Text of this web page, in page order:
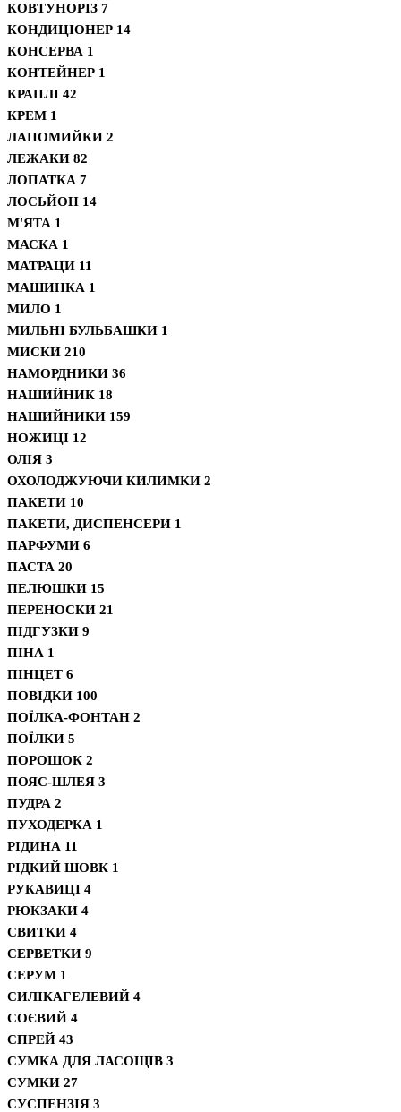
КОВТУНОРІЗ 7
КОНДИЦІОНЕР 14
КОНСЕРВА 1
КОНТЕЙНЕР 1
КРАПЛІ 42
КРЕМ 1
ЛАПОМИЙКИ 2
ЛЕЖАКИ 82
ЛОПАТКА 7
ЛОСЬЙОН 14
М'ЯТА 1
МАСКА 1
МАТРАЦИ 11
МАШИНКА 1
МИЛО 1
МИЛЬНІ БУЛЬБАШКИ 1
МИСКИ 210
НАМОРДНИКИ 36
НАШИЙНИК 18
НАШИЙНИКИ 159
НОЖИЦІ 12
ОЛІЯ 3
ОХОЛОДЖУЮЧИ КИЛИМКИ 2
ПАКЕТИ 10
ПАКЕТИ, ДИСПЕНСЕРИ 1
ПАРФУМИ 6
ПАСТА 20
ПЕЛЮШКИ 15
ПЕРЕНОСКИ 21
ПІДГУЗКИ 9
ПІНА 1
ПІНЦЕТ 6
ПОВІДКИ 100
ПОЇЛКА-ФОНТАН 2
ПОЇЛКИ 5
ПОРОШОК 2
ПОЯС-ШЛЕЯ 3
ПУДРА 2
ПУХОДЕРКА 1
РІДИНА 11
РІДКИЙ ШОВК 1
РУКАВИЦІ 4
РЮКЗАКИ 4
СВИТКИ 4
СЕРВЕТКИ 9
СЕРУМ 1
СИЛІКАГЕЛЕВИЙ 4
СОЄВИЙ 4
СПРЕЙ 43
СУМКА ДЛЯ ЛАСОЩІВ 3
СУМКИ 27
СУСПЕНЗІЯ 3